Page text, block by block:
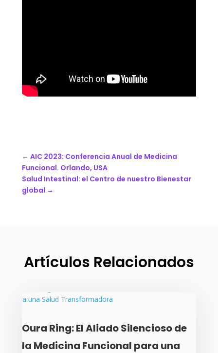
← AIC 2023: Conferencia Anual de Medicina
Funcional. Orlando, USA
Salud Intestinal: el Centro de nuestro Bienestar
global →
Artículos Relacionados
Oura Ring: El Aliado Silencioso de
la Medicina Funcional para una